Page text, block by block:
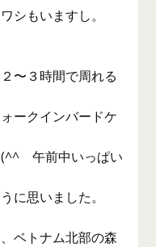
シもいますし。
〜３時間で周れる
ークインバードケ
ゞ午前中いっぱい
に思いました。
ベトナム北部の森